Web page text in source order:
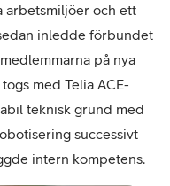
arbetsmiljöer och ett
inledde förbundet
på nya
med Telia ACE-
teknisk grund med
successivt
intern kompetens.